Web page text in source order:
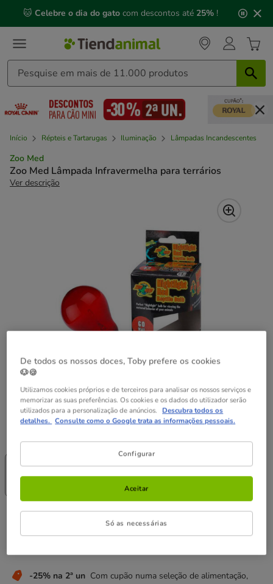
mensagem,
🐱 Celebre o dia do gato com descontos até 25% !
Início Répteis e Tartarugas Iluminação Lâmpadas Incandescentes
Zoo Med
Zoo Med Lâmpada Infravermelha para terrários
Ver descrição
100w
un.
60w
-25% na 2ª
un.
25w
un.
-25% na 2ª un Com cupão numa seleção de alimentação,
De todos os nossos doces, Toby prefere os cookies
🐶🍪
Utilizamos cookies próprios e de terceiros para analisar os nossos serviços e
memorizar as suas preferências. Os cookies e os dados do utilizador serão
utilizados para a personalização de anúncios. Descubra todos os
detalhes. Consulte como o Google trata as informações pessoais.
Configurar
Só as necessárias
Aceitar